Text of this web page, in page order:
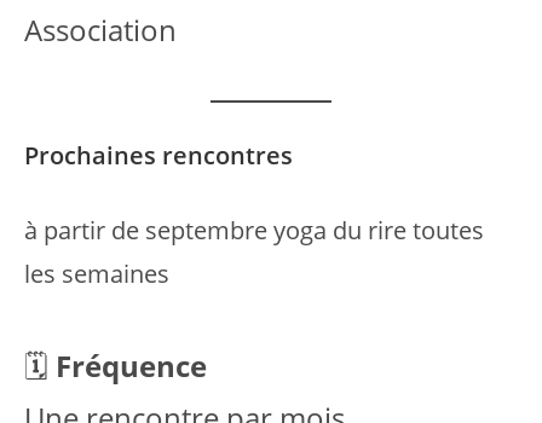
Association
Prochaines rencontres
à partir de septembre yoga du rire toutes
les semaines
🗓 Fréquence